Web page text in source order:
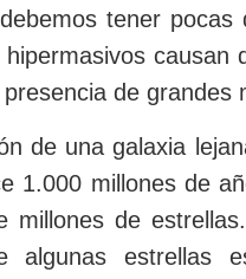
tener
causan
de grandes
de una galaxia
1.000 millones de
millones de
algunas estrellas